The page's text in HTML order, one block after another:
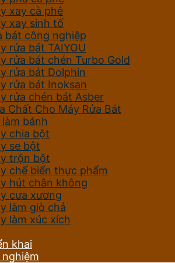
xay cà phê
xay sinh tố
bát công nghiệp
rửa bát TAIYOU
rửa bát chén Turbo Gold
rửa bát Dolphin
rửa bát Inoksan
rửa chén bát Asber
Chất Cho Máy Rửa Bát
bánh
chia bột
se bột
trộn bột
chế biến thực phẩm
hút chân không
cưa xương
làm giò chả
làm xúc xích
khai